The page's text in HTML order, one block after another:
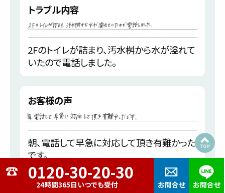
24時間365日いつでも受付 お問合せ お問合せ
トラブル内容
2Fのトイレが詰まり、汚水桝から水が溢れて
いたので電話しました。
お客様の声
朝、電話して早急に対応して頂き有難かった
です。